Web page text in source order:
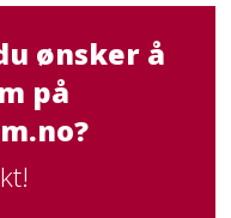
ønsker å
på